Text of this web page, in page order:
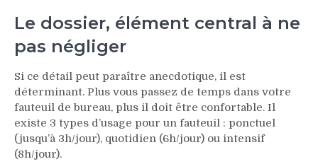
Le dossier, élément central à ne
pas négliger
Si ce détail peut paraître anecdotique, il est
déterminant. Plus vous passez de temps dans votre
fauteuil de bureau, plus il doit être confortable. Il
existe 3 types d’usage pour un fauteuil : ponctuel
(jusqu’à 3h/jour), quotidien (6h/jour) ou intensif
(8h/jour).